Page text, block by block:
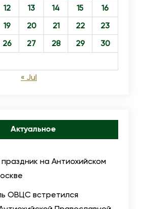
12 13 14 15
16
19 20 21 22
23
26 27 28 29
30
« Jul
Актуальное
на Антиохийском
ОВЦС встретился